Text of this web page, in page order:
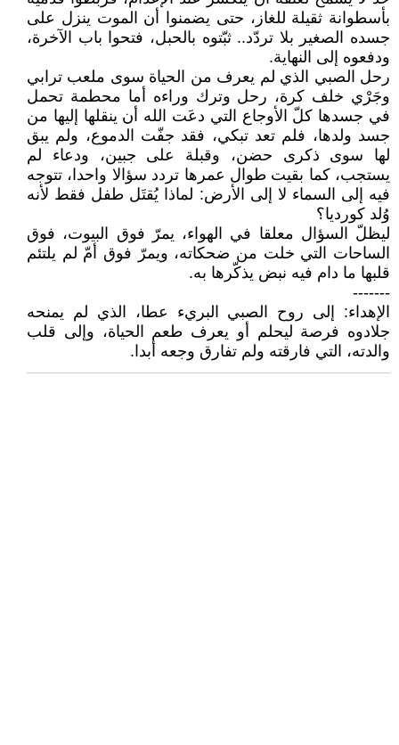
بأسطوانة ثقيلة للغاز، حتى يضمنوا أن الموت ينزل على
جسده الصغير بلا تردّد.. ثبّتوه بالحبل، فتحوا باب الآخرة،
ودفعوه إلى النهاية.
رحل الصبي الذي لم يعرف من الحياة سوى ملعب ترابي
وجَرْي خلف كرة، رحل وترك وراءه أما محطمة تحمل
في جسدها كلّ الأوجاع التي دعَت الله أن ينقلها إليها من
جسد ولدها، فلم تعد تبكي، فقد جفّت الدموع، ولم يبق
لها سوى ذكرى حضن، وقبلة على جبين، ودعاء لم
يستجب، كما بقيت طوال عمرها تردد سؤالا واحدا، تتوجه
فيه إلى السماء لا إلى الأرض: لماذا يُقتَل طفل فقط لأنه
وُلد كورديا؟
ليظلّ السؤال معلقا في الهواء، يمرّ فوق البيوت، فوق
الساحات التي خلت من ضحكاته، ويمرّ فوق أمّ لم يلتئم
قلبها ما دام فيه نبض يذكّرها به.
-------
الإهداء: إلى روح الصبي البريء عطا، الذي لم يمنحه
جلادوه فرصة ليحلم أو يعرف طعم الحياة، وإلى قلب
والدته، التي فارقته ولم تفارق وجعه أبدا.